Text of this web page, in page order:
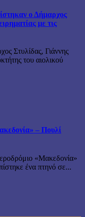
ο Δήμαρχος
με τις
Στυλίδας, Γιάννης
του αιολικού
– Πουλί
«Μακεδονία»
ένα πτηνό σε...